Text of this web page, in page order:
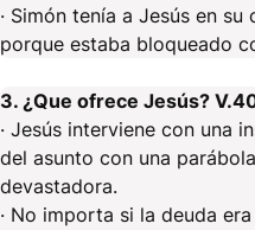
· Simón tenía a Jesús en
porque estaba bloqueado
3. ¿Que ofrece Jesús?
· Jesús interviene con una
del asunto con una
devastadora.
· No importa si la deuda